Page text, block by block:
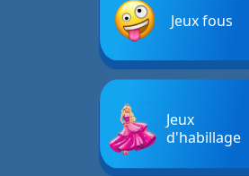
Jeux fous
Jeux
d'habillage